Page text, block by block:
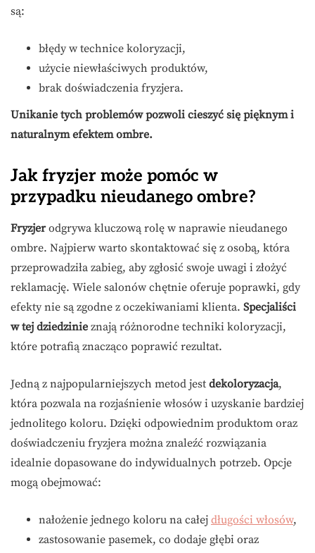
są:
błędy w technice koloryzacji,
użycie niewłaściwych produktów,
brak doświadczenia fryzjera.
Unikanie tych problemów pozwoli cieszyć się pięknym i
naturalnym efektem ombre.
Jak fryzjer może pomóc w
przypadku nieudanego ombre?
Fryzjerodgrywa kluczową rolę w naprawie nieudanego
ombre. Najpierw warto skontaktować się z osobą, która
przeprowadziła zabieg, aby zgłosić swoje uwagi i złożyć
reklamację. Wiele salonów chętnie oferuje poprawki, gdy
efekty nie są zgodne z oczekiwaniami klienta. Specjaliści
w tej dziedzinie znają różnorodne techniki koloryzacji,
które potrafią znacząco poprawić rezultat.
Jedną z najpopularniejszych metod jest dekoloryzacja,
która pozwala na rozjaśnienie włosów i uzyskanie bardziej
jednolitego koloru. Dzięki odpowiednim produktom oraz
doświadczeniu fryzjera można znaleźć rozwiązania
idealnie dopasowane do indywidualnych potrzeb. Opcje
mogą obejmować:
nałożenie jednego koloru na całej długości włosów,
zastosowanie pasemek, co dodaje głębi oraz